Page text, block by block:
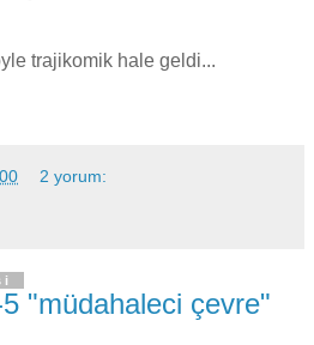
trajikomik hale geldi...
2 yorum:
"müdahaleci çevre"